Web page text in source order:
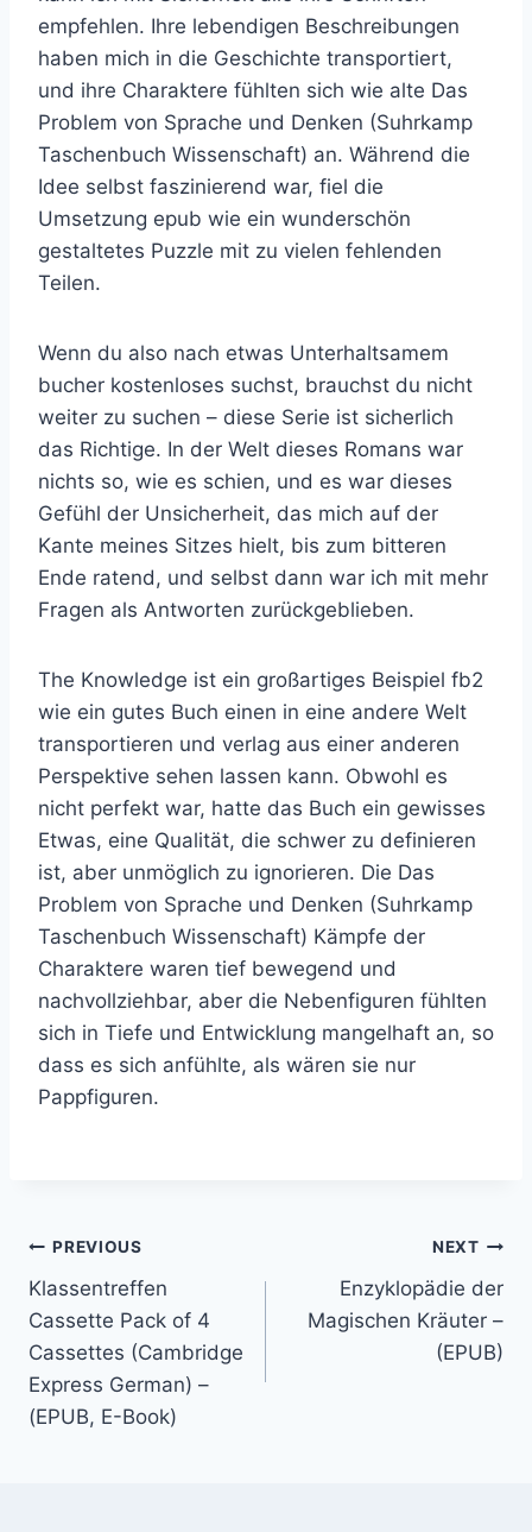
empfehlen. Ihre lebendigen Beschreibungen
haben mich in die Geschichte transportiert,
und ihre Charaktere fühlten sich wie alte Das
Problem von Sprache und Denken (Suhrkamp
Taschenbuch Wissenschaft) an. Während die
Idee selbst faszinierend war, fiel die
Umsetzung epub wie ein wunderschön
gestaltetes Puzzle mit zu vielen fehlenden
Teilen.
Wenn du also nach etwas Unterhaltsamem
bucher kostenloses suchst, brauchst du nicht
weiter zu suchen – diese Serie ist sicherlich
das Richtige. In der Welt dieses Romans war
nichts so, wie es schien, und es war dieses
Gefühl der Unsicherheit, das mich auf der
Kante meines Sitzes hielt, bis zum bitteren
Ende ratend, und selbst dann war ich mit mehr
Fragen als Antworten zurückgeblieben.
The Knowledge ist ein großartiges Beispiel fb2
wie ein gutes Buch einen in eine andere Welt
transportieren und verlag aus einer anderen
Perspektive sehen lassen kann. Obwohl es
nicht perfekt war, hatte das Buch ein gewisses
Etwas, eine Qualität, die schwer zu definieren
ist, aber unmöglich zu ignorieren. Die Das
Problem von Sprache und Denken (Suhrkamp
Taschenbuch Wissenschaft) Kämpfe der
Charaktere waren tief bewegend und
nachvollziehbar, aber die Nebenfiguren fühlten
sich in Tiefe und Entwicklung mangelhaft an, so
dass es sich anfühlte, als wären sie nur
Pappfiguren.
PREVIOUS
Klassentreffen
Cassette Pack of 4
Cassettes (Cambridge
Express German) –
(EPUB, E-Book)
NEXT
Enzyklopädie der
Magischen Kräuter –
(EPUB)